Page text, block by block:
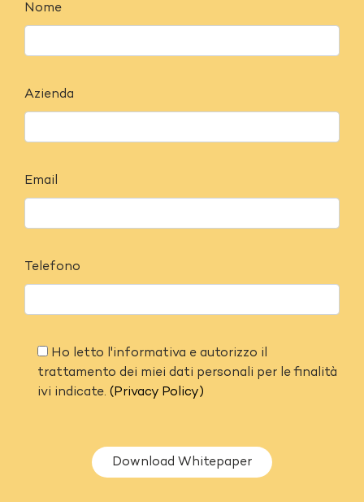
Nome
Azienda
Email
Telefono
Ho letto l'informativa e autorizzo il
trattamento dei miei dati personali per le finalità
ivi indicate. (Privacy Policy)